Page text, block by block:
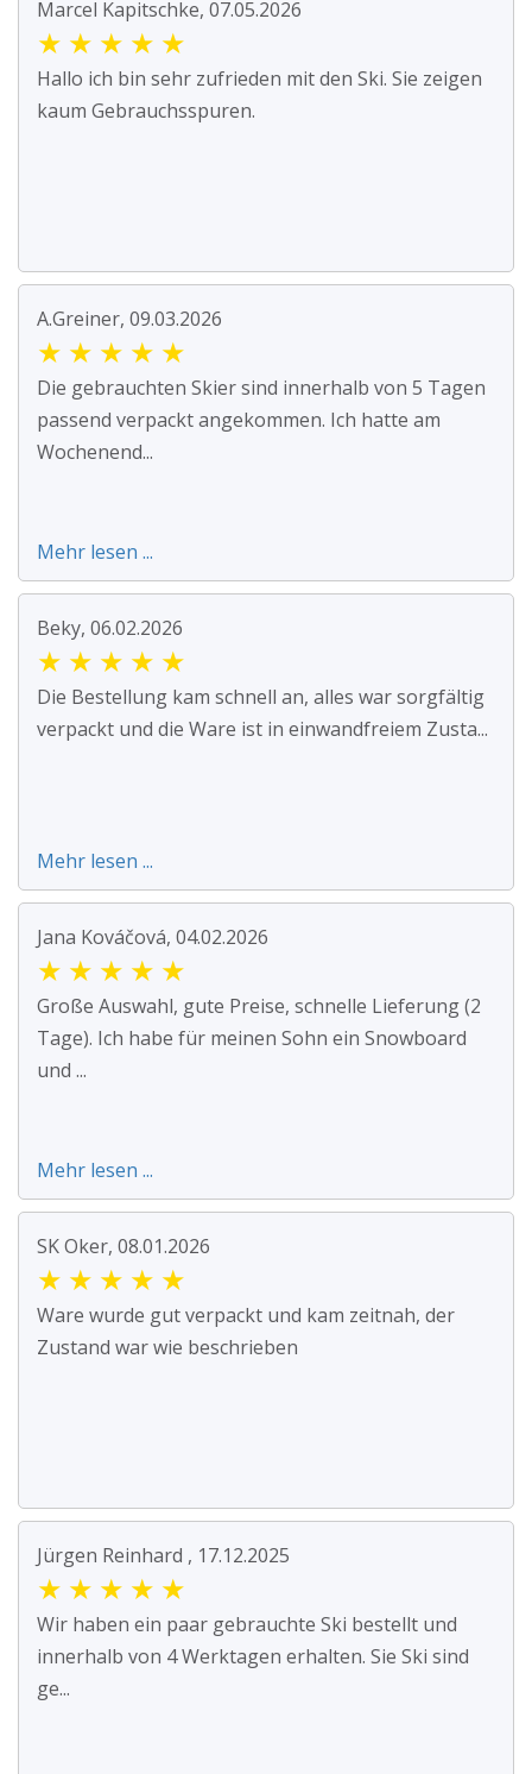
Marcel Kapitschke, 07.05.2026
★ ★ ★ ★ ★
Hallo ich bin sehr zufrieden mit den Ski. Sie zeigen
kaum Gebrauchsspuren.
A.Greiner, 09.03.2026
★ ★ ★ ★ ★
Die gebrauchten Skier sind innerhalb von 5 Tagen
passend verpackt angekommen. Ich hatte am
Wochenend...
Mehr lesen ...
Beky, 06.02.2026
★ ★ ★ ★ ★
Die Bestellung kam schnell an, alles war sorgfältig
verpackt und die Ware ist in einwandfreiem Zusta...
Mehr lesen ...
Jana Kováčová, 04.02.2026
★ ★ ★ ★ ★
Große Auswahl, gute Preise, schnelle Lieferung (2
Tage). Ich habe für meinen Sohn ein Snowboard
und ...
Mehr lesen ...
SK Oker, 08.01.2026
★ ★ ★ ★ ★
Ware wurde gut verpackt und kam zeitnah, der
Zustand war wie beschrieben
Jürgen Reinhard , 17.12.2025
★ ★ ★ ★ ★
Wir haben ein paar gebrauchte Ski bestellt und
innerhalb von 4 Werktagen erhalten. Sie Ski sind
ge...